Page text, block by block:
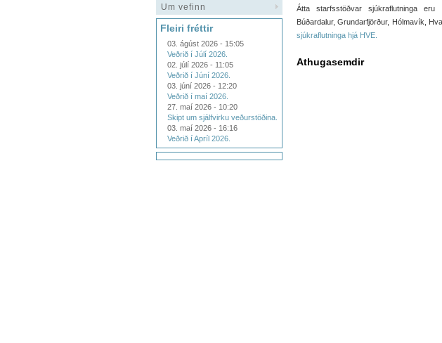
Um vefinn
Fleiri fréttir
03. ágúst 2026 - 15:05
Veðrið í Júlí 2026.
02. júlí 2026 - 11:05
Veðrið í Júní 2026.
03. júní 2026 - 12:20
Veðrið í maí 2026.
27. maí 2026 - 10:20
Skipt um sjálfvirku veðurstöðina.
03. maí 2026 - 16:16
Veðrið í Apríl 2026.
Átta starfsstöðvar sjúkraflutninga eru
Búðardalur, Grundarfjörður, Hólmavík,
sjúkraflutninga hjá HVE.
Athugasemdir